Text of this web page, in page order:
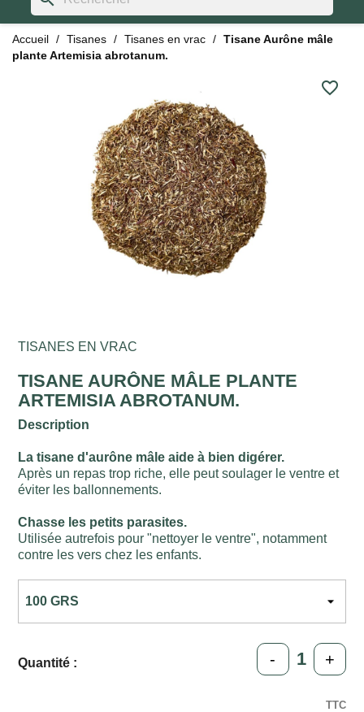
Accueil Tisanes Tisanes en vrac
Tisane Aurône mâle
plante Artemisia abrotanum.
favorite_border
TISANES EN VRAC
TISANE AURÔNE MÂLE PLANTE
ARTEMISIA ABROTANUM.
Description
La tisane d'aurône mâle aide à bien digérer.
Après un repas trop riche, elle peut soulager le ventre et
éviter les ballonnements.
Chasse les petits parasites.
Utilisée autrefois pour "nettoyer le ventre", notamment
contre les vers chez les enfants.
Quantité : - +
TTC